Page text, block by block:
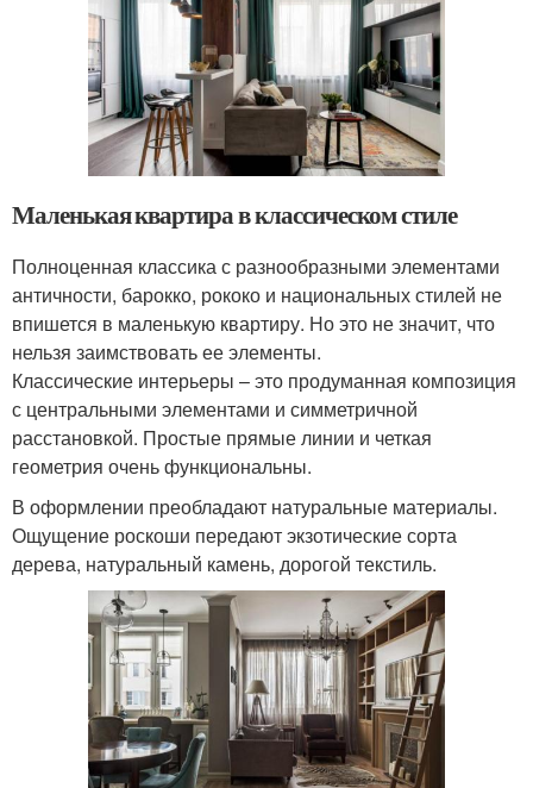
Маленькая квартира в классическом стиле
Полноценная классика с разнообразными элементами
античности, барокко, рококо и национальных стилей не
впишется в маленькую квартиру. Но это не значит, что
нельзя заимствовать ее элементы.
Классические интерьеры – это продуманная композиция
с центральными элементами и симметричной
расстановкой. Простые прямые линии и четкая
геометрия очень функциональны.
В оформлении преобладают натуральные материалы.
Ощущение роскоши передают экзотические сорта
дерева, натуральный камень, дорогой текстиль.